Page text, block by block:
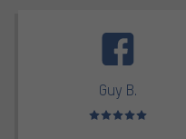
Guy B.
Note moyenne : 5 sur 5